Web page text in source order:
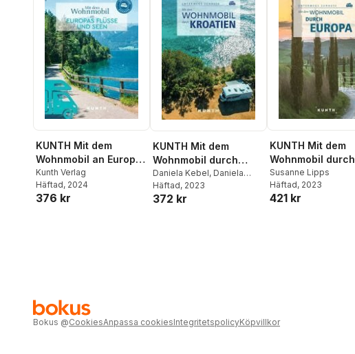
KUNTH Mit dem
Wohnmobil an Europas
Flüsse und Seen
Kunth Verlag
Häftad, 2024
376 kr
KUNTH Mit dem
Wohnmobil durch
Kroatien
Daniela Kebel, Daniela
Schetar ,Iris Schaper
Sibylle von Kapff
Häftad, 2023
372 kr
KUNTH Mit dem
Wohnmobil durch
Europa
Susanne Lipps
Häftad, 2023
421 kr
Bokus @CookiesAnpassa cookiesIntegritetspolicyKöpvillkor